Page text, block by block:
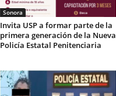
Sonora
Invita USP a formar parte de la
primera generación de la Nueva
Policía Estatal Penitenciaria